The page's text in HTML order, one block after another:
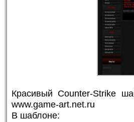
Красивый Counter-Strike
www.game-art.net.ru
В шаблоне: